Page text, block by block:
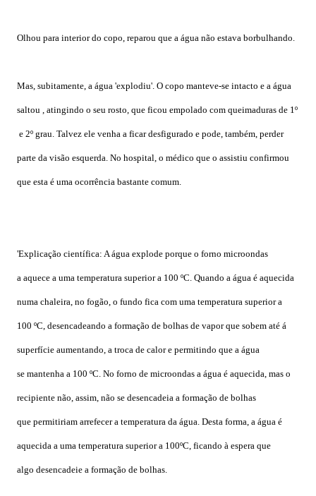
Olhou para interior do copo, reparou que a água não estava borbulhando.
Mas, subitamente, a água 'explodiu'. O copo manteve-se intacto e a água
saltou , atingindo o seu rosto, que ficou empolado com queimaduras de 1º
e 2º grau. Talvez ele venha a ficar desfigurado e pode, também, perder
parte da visão esquerda. No hospital, o médico que o assistiu confirmou
que esta é uma ocorrência bastante comum.
'Explicação científica: A água explode porque o forno microondas
a aquece a uma temperatura superior a 100 ºC. Quando a água é aquecida
numa chaleira, no fogão, o fundo fica com uma temperatura superior a
100 ºC, desencadeando a formação de bolhas de vapor que sobem até á
superfície aumentando, a troca de calor e permitindo que a água
se mantenha a 100 ºC. No forno de microondas a água é aquecida, mas o
recipiente não, assim, não se desencadeia a formação de bolhas
que permitiriam arrefecer a temperatura da água. Desta forma, a água é
aquecida a uma temperatura superior a 100ºC, ficando à espera que
algo desencadeie a formação de bolhas.